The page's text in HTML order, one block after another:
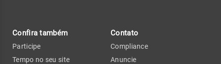
Confira também
Participe
Tempo no seu site
Contato
Compliance
Anuncie